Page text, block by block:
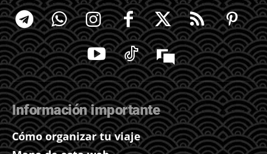
Información importante
Cómo organizar tu viaje